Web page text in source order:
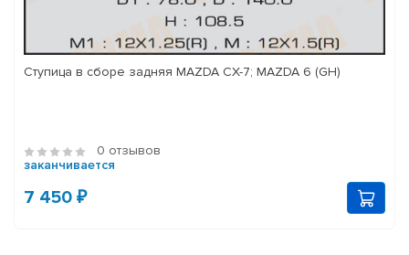
Ступица в сборе задняя MAZDA CX-7; MAZDA 6 (GH)
0 отзывов
заканчивается
7 450 ₽